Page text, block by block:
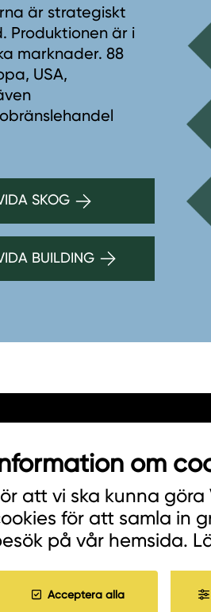
är strategiskt
Produktionen är i
marknader. 88
USA,
SKOG
BUILDING
HITTA INKÖPARE
COOKIES
om
att vi ska kunna
för att samla in
på vår hemsida.
Acceptera alla